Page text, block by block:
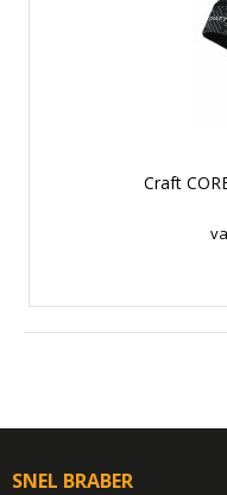
Craft
SNEL BRABER